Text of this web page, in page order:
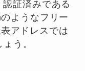
証済みである
ようなフリー
アドレスでは
う。